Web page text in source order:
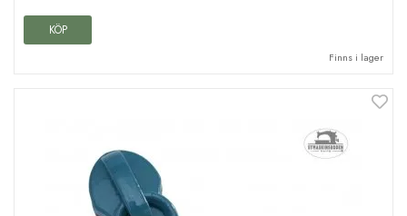
KÖP
Finns i lager